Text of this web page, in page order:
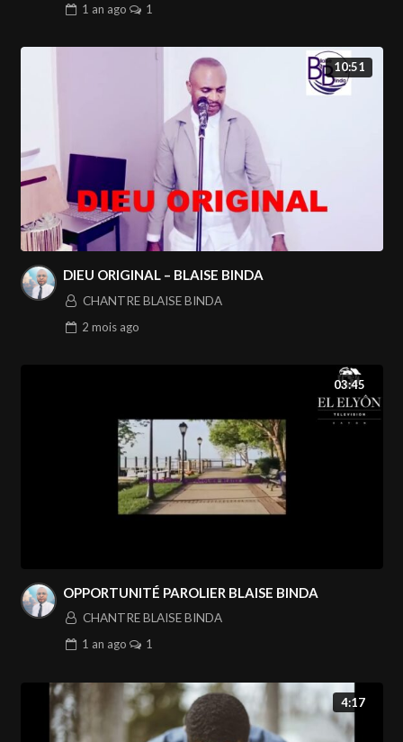
1 an ago 1
10:51
DIEU ORIGINAL – BLAISE BINDA
CHANTRE BLAISE BINDA
2 mois ago
03:45
OPPORTUNITÉ PAROLIER BLAISE BINDA
CHANTRE BLAISE BINDA
1 an ago 1
4:17